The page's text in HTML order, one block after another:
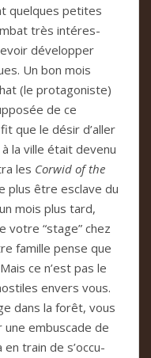
quel­ques peti­tes
très inté­res­
déve­lop­per
Un bon mois
(le pro­ta­go­niste)
de ce
que le désir d’aller
la ville était devenu
les Cor­wid of the
plus être esclave du
mois plus tard,
votre “stage” chez
famille pense que
ce n’est pas le
envers vous.
dans la forêt, vous
embus­cade de
train de s’occu­